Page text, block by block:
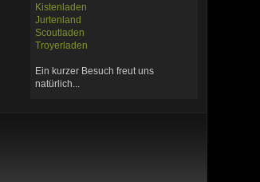
Kistenladen
Jurtenland
Scoutladen
Troyerladen
Ein kurzer Besuch freut uns
natürlich...